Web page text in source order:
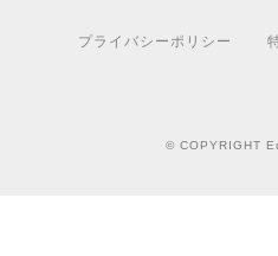
プライバシーポリシー
© COPYRIGHT